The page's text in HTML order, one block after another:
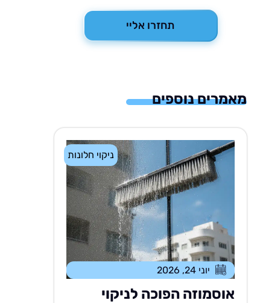
תחזרו אליי
מאמרים נוספים
ניקוי חלונות
יוני 24, 2026
אוסמוזה הפוכה לניקוי